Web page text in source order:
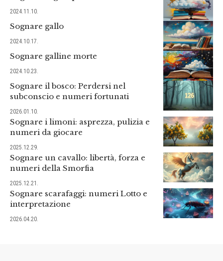
2024.11.10.
Sognare gallo
2024.10.17.
Sognare galline morte
2024.10.23.
Sognare il bosco: Perdersi nel
subconscio e numeri fortunati
2026.01.10.
Sognare i limoni: asprezza, pulizia e
numeri da giocare
2025.12.29.
Sognare un cavallo: libertà, forza e
numeri della Smorfia
2025.12.21.
Sognare scarafaggi: numeri Lotto e
interpretazione
2026.04.20.